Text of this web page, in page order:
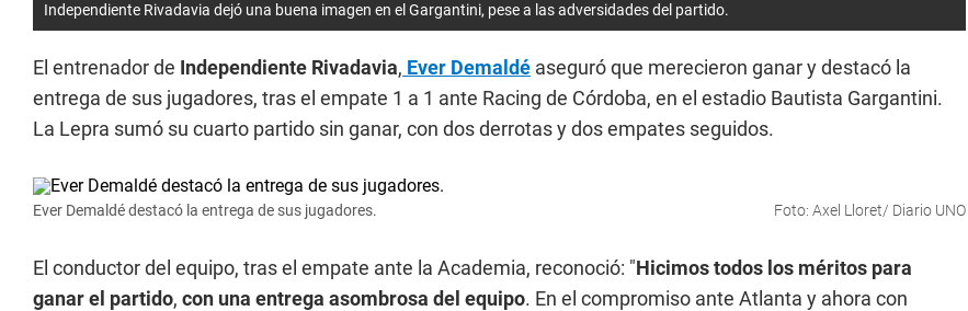
Independiente Rivadavia dejó una buena imagen en el Gargantini, pese a las adversidades del partido.
El entrenador de Independiente Rivadavia, Ever Demaldé aseguró que merecieron ganar y destacó la
entrega de sus jugadores, tras el empate 1 a 1 ante Racing de Córdoba, en el estadio Bautista Gargantini.
La Lepra sumó su cuarto partido sin ganar, con dos derrotas y dos empates seguidos.
Ever Demaldé destacó la entrega de sus jugadores. Foto: Axel Lloret/ Diario UNO
El conductor del equipo, tras el empate ante la Academia, reconoció: "Hicimos todos los méritos para
ganar el partido, con una entrega asombrosa del equipo. En el compromiso ante Atlanta y ahora con